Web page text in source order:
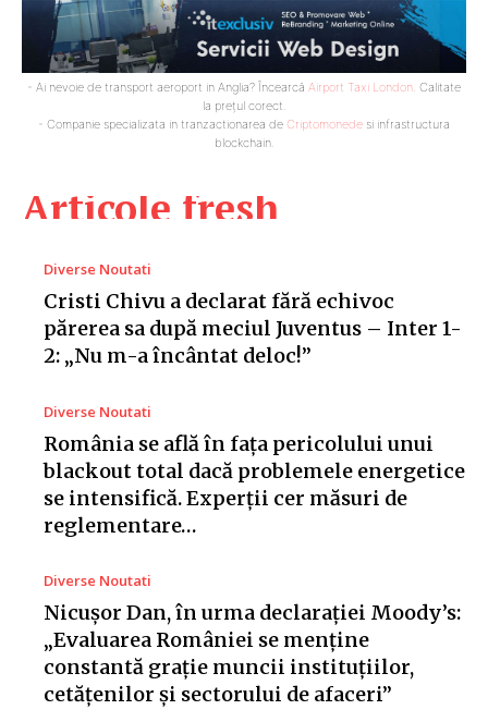
Articole fresh
Diverse Noutati
Cristi Chivu a declarat fără echivoc
părerea sa după meciul Juventus – Inter 1-
2: „Nu m-a încântat deloc!”
Diverse Noutati
România se află în fața pericolului unui
blackout total dacă problemele energetice
se intensifică. Experții cer măsuri de
reglementare…
Diverse Noutati
Nicușor Dan, în urma declarației Moody’s:
„Evaluarea României se menține
constantă grație muncii instituțiilor,
cetățenilor și sectorului de afaceri”
- Ai nevoie de transport aeroport in Anglia? Încearcă Airport Taxi London. Calitate
la prețul corect.
- Companie specializata in tranzactionarea de Criptomonede si infrastructura
blockchain.